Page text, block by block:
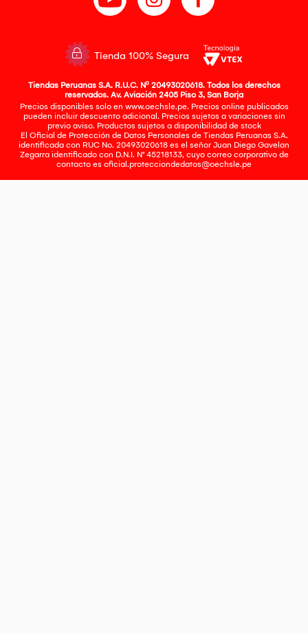
Tienda 100% Segura
Tiendas Peruanas S.A. R.U.C. Nº 20493020618. Todos los derechos
reservados. Av. Aviación 2405 Piso 3, San Borja
Precios disponibles solo en www.oechsle.pe. Precios online publicados
pueden incluir descuento adicional. Precios sujetos a variaciones sin
previo aviso. Productos sujetos a disponibilidad de stock
El Oficial de Protección de Datos Personales de Tiendas Peruanas S.A.
identificada con RUC No. 20493020618 es el señor Juan Diego Gavelan
Zegarra identificado con D.N.I. N° 45218133, cuyo correo corporativo de
contacto es oficial.protecciondedatos@oechsle.pe